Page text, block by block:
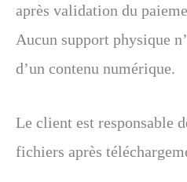
après validation du
Aucun support physique
d’un contenu numérique.
Le client est responsable
fichiers après